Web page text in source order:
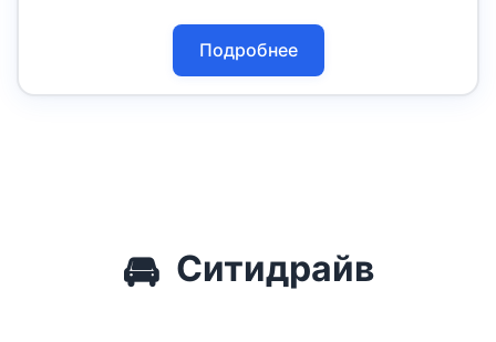
Подробнее
🚘 Ситидрайв